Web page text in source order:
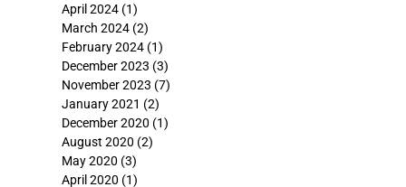
April 2024(1)
March 2024(2)
February 2024(1)
December 2023 (3)
November 2023 (7)
January 2021 (2)
December 2020 (1)
August 2020 (2)
May 2020 (3)
April 2020 (1)